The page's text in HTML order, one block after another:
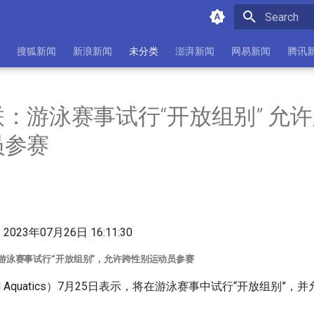
搜狐新闻 新浪新闻 未分类 澎湃新闻 网易新闻 腾讯
游泳赛事试行“开放组别” 允
赛
年07月26日 16:11:30
泳赛事试行“开放组别”，允许跨性别运动员参赛
）7月25日表示，将在游泳赛事中试行“开放组别”，并